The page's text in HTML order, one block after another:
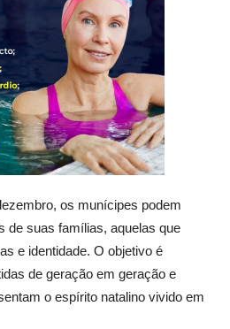
os munícipes podem
de suas famílias, aquelas que
e identidade. O objetivo é
de geração em geração e
o espírito natalino vivido em